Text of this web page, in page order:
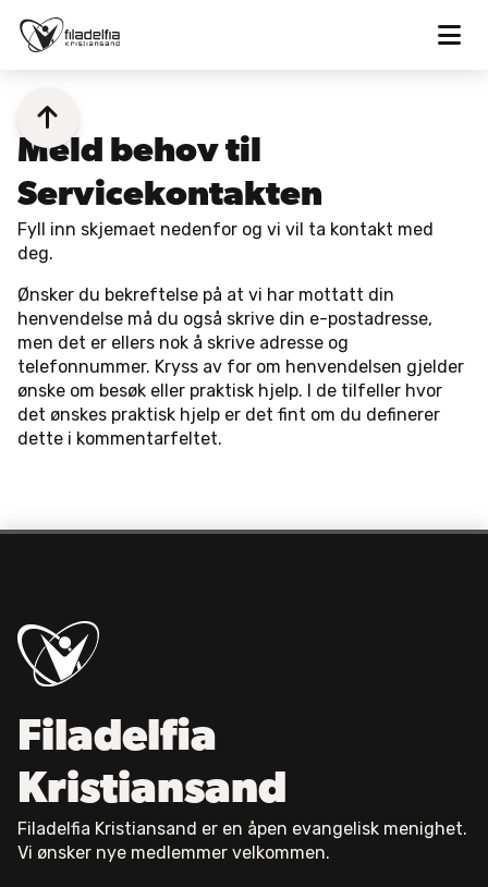


Meld behov til
Servicekontakten
Fyll inn skjemaet nedenfor og vi vil ta kontakt med
deg.
Ønsker du bekreftelse på at vi har mottatt din
henvendelse må du også skrive din e-postadresse,
men det er ellers nok å skrive adresse og
telefonnummer. Kryss av for om henvendelsen gjelder
ønske om besøk eller praktisk hjelp. I de tilfeller hvor
det ønskes praktisk hjelp er det fint om du definerer
dette i kommentarfeltet.
Filadelfia
Kristiansand
Filadelfia Kristiansand er en åpen evangelisk menighet.
Vi ønsker nye medlemmer velkommen.